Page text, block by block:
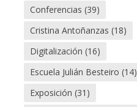
Conferencias (39)
Cristina Antoñanzas (18)
Digitalización (16)
Escuela Julián Besteiro (14)
Exposición (31)